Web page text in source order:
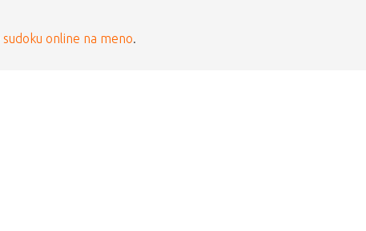
sudoku online na meno